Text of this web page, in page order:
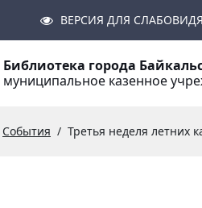
ВЕРСИЯ ДЛЯ
Библиотека города
муниципальное казенное
События Третья неделя летних